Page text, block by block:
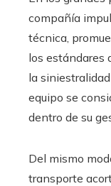
compañía
técnica,
los estándares
la
equipo se
dentro de su
Del mismo
transporte